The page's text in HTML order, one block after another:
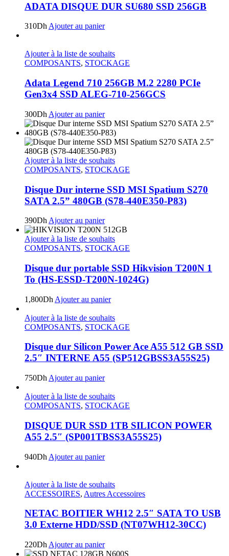
ADATA DISQUE DUR SU680 SSD 256GB
310DhAjouter au panier
Ajouter à la liste de souhaits
COMPOSANTS, STOCKAGE
Adata Legend 710 256GB M.2 2280 PCIe
Gen3x4 SSD ALEG-710-256GCS
300Dh Ajouter au panier
Ajouter à la liste de souhaits
COMPOSANTS, STOCKAGE
Disque Dur interne SSD MSI Spatium S270
SATA 2.5” 480GB (S78-440E350-P83)
390Dh Ajouter au panier
Ajouter à la liste de souhaits
COMPOSANTS, STOCKAGE
Disque dur portable SSD Hikvision T200N 1
To (HS-ESSD-T200N-1024G)
1,800Dh Ajouter au panier
Ajouter à la liste de souhaits
COMPOSANTS, STOCKAGE
Disque dur Silicon Power Ace A55 512 GB SSD
2.5″ INTERNE A55 (SP512GBSS3A55S25)
750Dh Ajouter au panier
Ajouter à la liste de souhaits
COMPOSANTS, STOCKAGE
DISQUE DUR SSD 1TB SILICON POWER
A55 2.5″ (SP001TBSS3A55S25)
940Dh Ajouter au panier
Ajouter à la liste de souhaits
ACCESSOIRES, Autres Accessoires
NETAC BOITIER WH12 2.5″ SATA TO USB
3.0 Externe HDD/SSD (NT07WH12-30CC)
220Dh Ajouter au panier